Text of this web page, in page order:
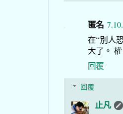
匿名
在“別人
大了。 權
回覆
回覆
止凡